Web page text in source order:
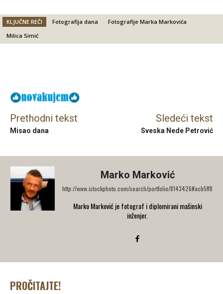
KLJUČNE REČI Fotografija dana
Fotografije Marka Markovića
Milica Simić
Prethodni tekst
Misao dana
Sledeći tekst
Sveska Nede Petrović
Marko Marković
http://www.istockphoto.com/search/portfolio/8143426#acb5ff8
Marko Marković je fotograf i diplomirani mašinski
inženjer.
PROČITAJTE!